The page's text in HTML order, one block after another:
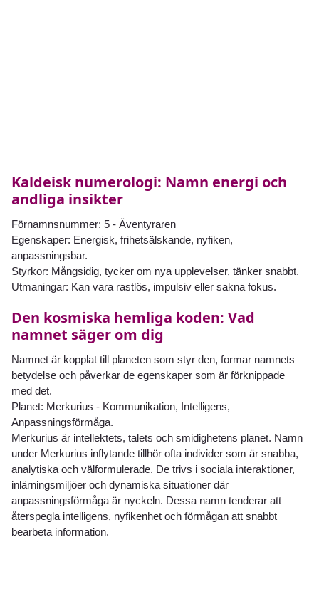
Kaldeisk numerologi: Namn energi och
andliga insikter
Förnamnsnummer: 5 - Äventyraren
Egenskaper: Energisk, frihetsälskande, nyfiken,
anpassningsbar.
Styrkor: Mångsidig, tycker om nya upplevelser, tänker snabbt.
Utmaningar: Kan vara rastlös, impulsiv eller sakna fokus.
Den kosmiska hemliga koden: Vad
namnet säger om dig
Namnet är kopplat till planeten som styr den, formar namnets
betydelse och påverkar de egenskaper som är förknippade
med det.
Planet: Merkurius - Kommunikation, Intelligens,
Anpassningsförmåga.
Merkurius är intellektets, talets och smidighetens planet. Namn
under Merkurius inflytande tillhör ofta individer som är snabba,
analytiska och välformulerade. De trivs i sociala interaktioner,
inlärningsmiljöer och dynamiska situationer där
anpassningsförmåga är nyckeln. Dessa namn tenderar att
återspegla intelligens, nyfikenhet och förmågan att snabbt
bearbeta information.